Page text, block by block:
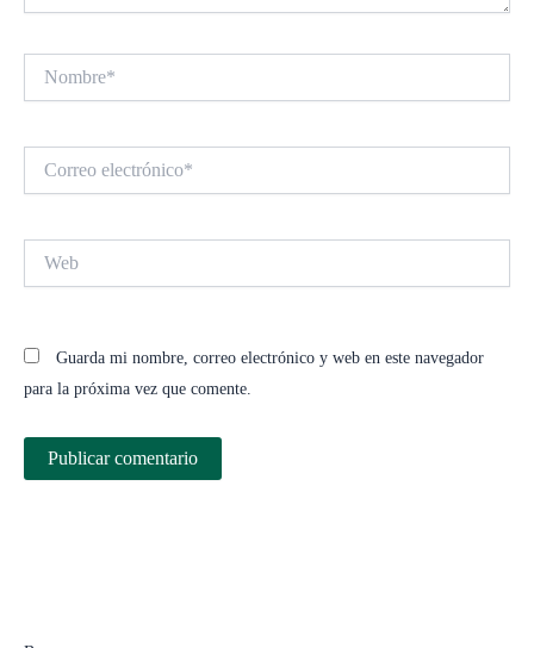
electrónico*
Guarda mi nombre, correo electrónico y web en este navegador
para la próxima vez que comente.